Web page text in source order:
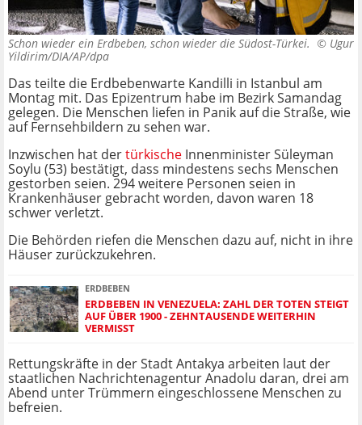
Schon wieder ein Erdbeben, schon wieder die Südost-Türkei. © Ugur
Yildirim/DIA/AP/dpa
Das teilte die Erdbebenwarte Kandilli in Istanbul am
Montag mit. Das Epizentrum habe im Bezirk Samandag
gelegen. Die Menschen liefen in Panik auf die Straße, wie
auf Fernsehbildern zu sehen war.
Inzwischen hat dertürkische Innenminister Süleyman
Soylu (53) bestätigt, dass mindestens sechs Menschen
gestorben seien. 294 weitere Personen seien in
Krankenhäuser gebracht worden, davon waren 18
schwer verletzt.
Die Behörden riefen die Menschen dazu auf, nicht in ihre
Häuser zurückzukehren.
ERDBEBEN
ERDBEBEN IN VENEZUELA: ZAHL DER TOTEN STEIGT
AUF ÜBER 1900 - ZEHNTAUSENDE WEITERHIN
VERMISST
Rettungskräfte in der Stadt Antakya arbeiten laut der
staatlichen Nachrichtenagentur Anadolu daran, drei am
Abend unter Trümmern eingeschlossene Menschen zu
befreien.